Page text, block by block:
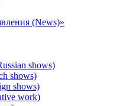
(News)»
shows)
shows)
shows)
work)